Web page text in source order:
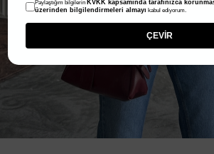
Paylaştığım bilgilerin KVKK kapsamında tarafınızca
üzerinden bilgilendirmeleri almayı kabul ediyorum.
ÇEVİR